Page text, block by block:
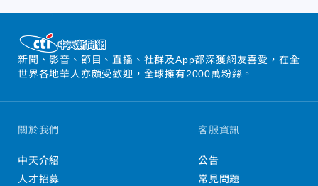
新聞、影音、節目、直播、社群及App都深獲網友喜愛，在全
世界各地華人亦頗受歡迎，全球擁有2000萬粉絲。
關於我們
中天介紹
人才招募
客服資訊
公告
常見問題